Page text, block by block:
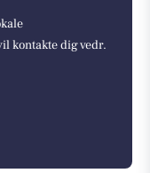
kontakte dig vedr.